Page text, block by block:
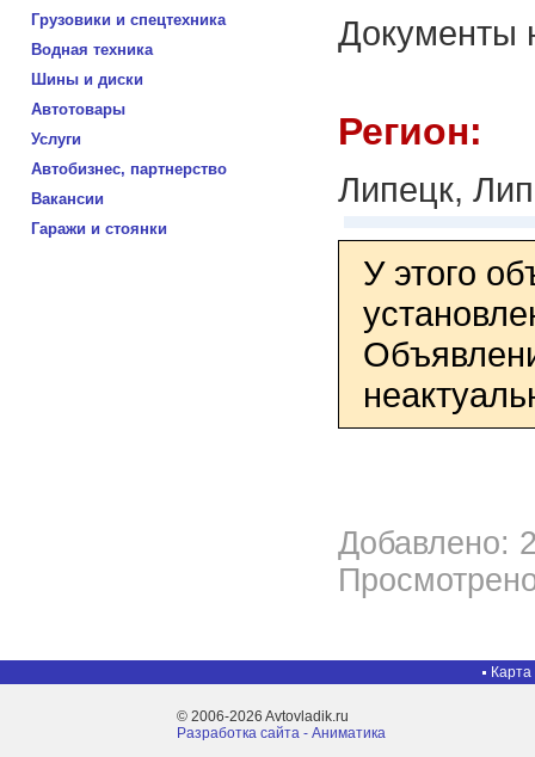
Грузовики и спецтехника
Водная техника
Шины и диски
Автотовары
Услуги
Автобизнес, партнерство
Вакансии
Гаражи и стоянки
Документы
Регион:
Липецк,
У этого
Добавлено:
Карта
© 2006-2026 Avtovladik.ru
Разработка сайта - Aниматика